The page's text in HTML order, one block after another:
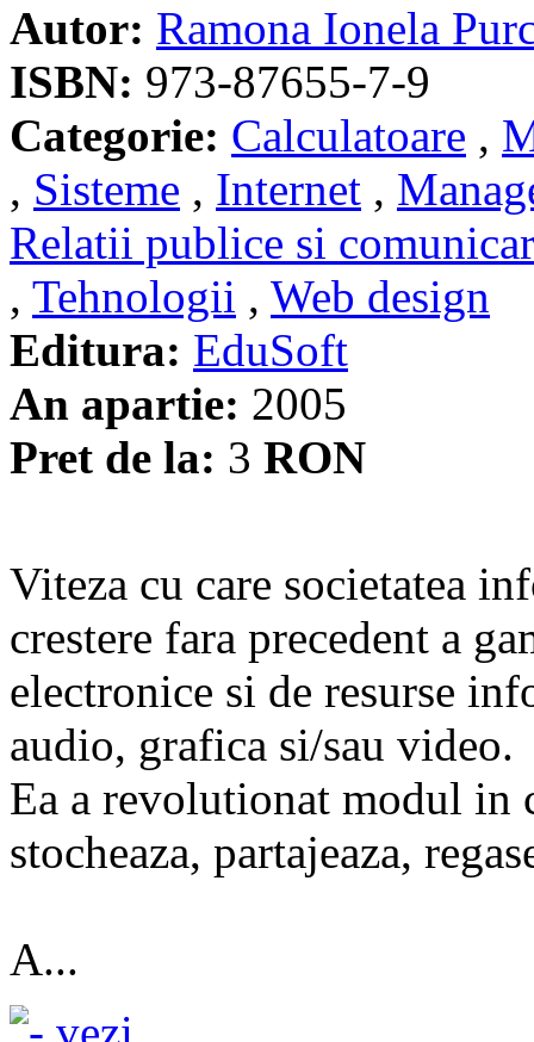
Autor: Ramona Ionela
ISBN: 973-87655-7-9
Categorie: Calculatoare ,
, Sisteme , Internet ,
Relatii publice si
, Tehnologii , Web design
Editura: EduSoft
An apartie: 2005
Pret de la: 3 RON
Viteza cu care societatea
crestere fara precedent a
electronice si de resurse
audio, grafica si/sau video.
Ea a revolutionat modul in
stocheaza, partajeaza,
A...